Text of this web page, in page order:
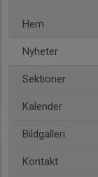
Hem
Nyheter
Sektioner
Kalender
Bildgalleri
Kontakt